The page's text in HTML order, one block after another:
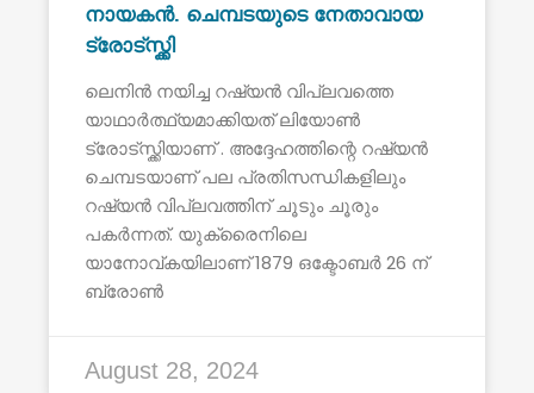
നായകൻ. ചെമ്പടയുടെ നേതാവായ
ട്രോട്സ്ക്കി
ലെനിൻ നയിച്ച റഷ്യൻ വിപ്ലവത്തെ
യാഥാർത്ഥ്യമാക്കിയത് ലിയോൺ
ട്രോട്സ്ക്കിയാണ് . അദ്ദേഹത്തിന്റെ റഷ്യൻ
ചെമ്പടയാണ് പല പ്രതിസന്ധികളിലും
റഷ്യൻ വിപ്ലവത്തിന് ചൂടും ചൂരും
പകർന്നത്. യുക്രൈനിലെ
യാനോവ്കയിലാണ് 1879 ഒക്ടോബർ 26 ന്
ബ്രോൺ
August 28, 2024